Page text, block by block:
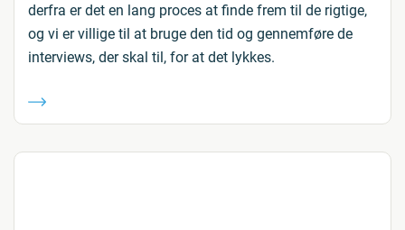
derfra er det en lang proces at finde frem til de rigtige,
og vi er villige til at bruge den tid og gennemføre de
interviews, der skal til, for at det lykkes.